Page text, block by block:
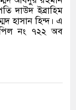
দাউদ ইব্রাহিম
হাসান হিন্দ। এ
নং ৭২২ অব